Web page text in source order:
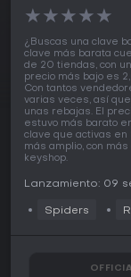
★★★★★
¿Buscas una clave
clave más barata
de 20 tiendas, con
precio más bajo es
Con tantos
varias veces, así
unas rebajas. El
estuvo más barato
clave que activas en
más amplio, con
keyshop.
Lanzamiento: 09
Spiders